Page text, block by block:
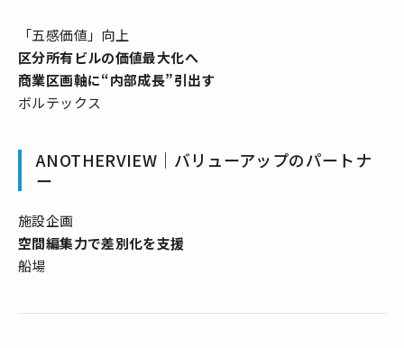
「五感価値」向上
区分所有ビルの価値最大化へ
商業区画軸に“内部成長”引出す
ボルテックス
ANOTHERVIEW｜バリューアップのパートナ
ー
施設企画
空間編集力で差別化を支援
船場